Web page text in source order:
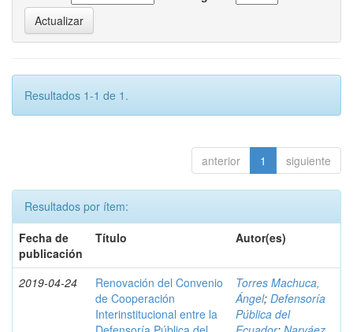
Resultados 1-1 de 1.
anterior 1 siguiente
Resultados por ítem:
Fecha de
publicación
Título Autor(es)
2019-04-24
Renovación del Convenio
de Cooperación
Interinstitucional entre la
Torres Machuca,
Ángel; Defensoría
Pública del